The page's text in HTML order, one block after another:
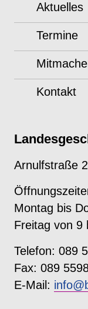
Aktuelles
Termine
Kontakt
Arnulfstraße
Montag bis
Freitag von 9
Telefon: 089
Fax: 089
E-Mail: